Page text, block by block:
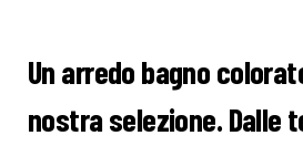
Un arredo bagno
nostra selezione. Dalle